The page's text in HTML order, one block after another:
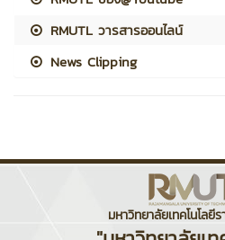
RMUTL วารสารออนไลน์
News Clipping
มหาวิทยาลัยเทคโนโลยี